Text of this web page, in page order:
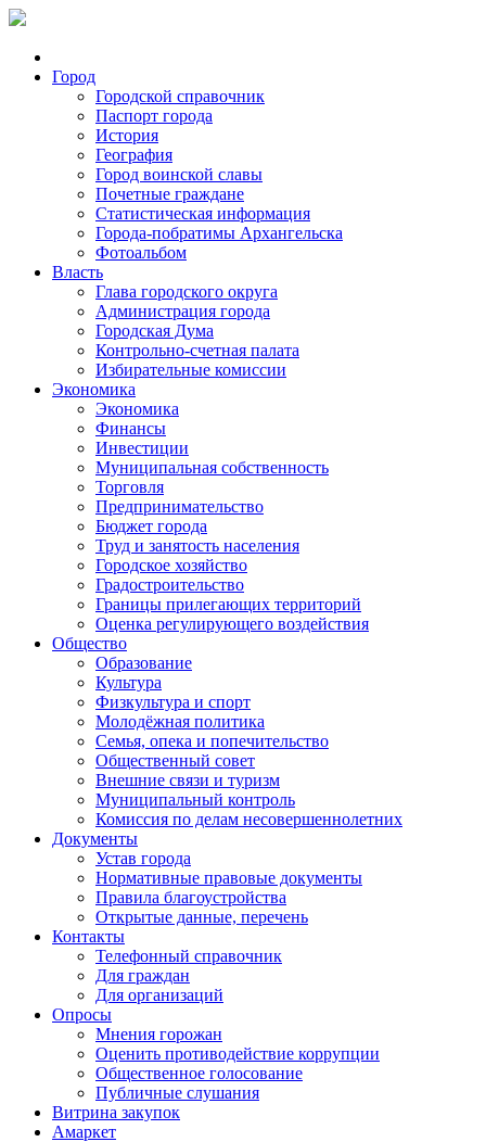
Город
Городской справочник
Паспорт города
История
География
Город воинской славы
Почетные граждане
Статистическая информация
Города-побратимы Архангельска
Фотоальбом
Власть
Глава городского округа
Администрация города
Городская Дума
Контрольно-счетная палата
Избирательные комиссии
Экономика
Экономика
Финансы
Инвестиции
Муниципальная собственность
Торговля
Предпринимательство
Бюджет города
Труд и занятость населения
Городское хозяйство
Градостроительство
Границы прилегающих территорий
Оценка регулирующего воздействия
Общество
Образование
Культура
Физкультура и спорт
Молодёжная политика
Семья, опека и попечительство
Общественный совет
Внешние связи и туризм
Муниципальный контроль
Комиссия по делам несовершеннолетних
Документы
Устав города
Нормативные правовые документы
Правила благоустройства
Открытые данные, перечень
Контакты
Телефонный справочник
Для граждан
Для организаций
Опросы
Мнения горожан
Оценить противодействие коррупции
Общественное голосование
Публичные слушания
Витрина закупок
Амаркет